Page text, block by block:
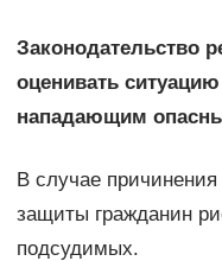
Законодательство
оценивать
нападающим
В случае причинения
защиты гражданин
подсудимых.